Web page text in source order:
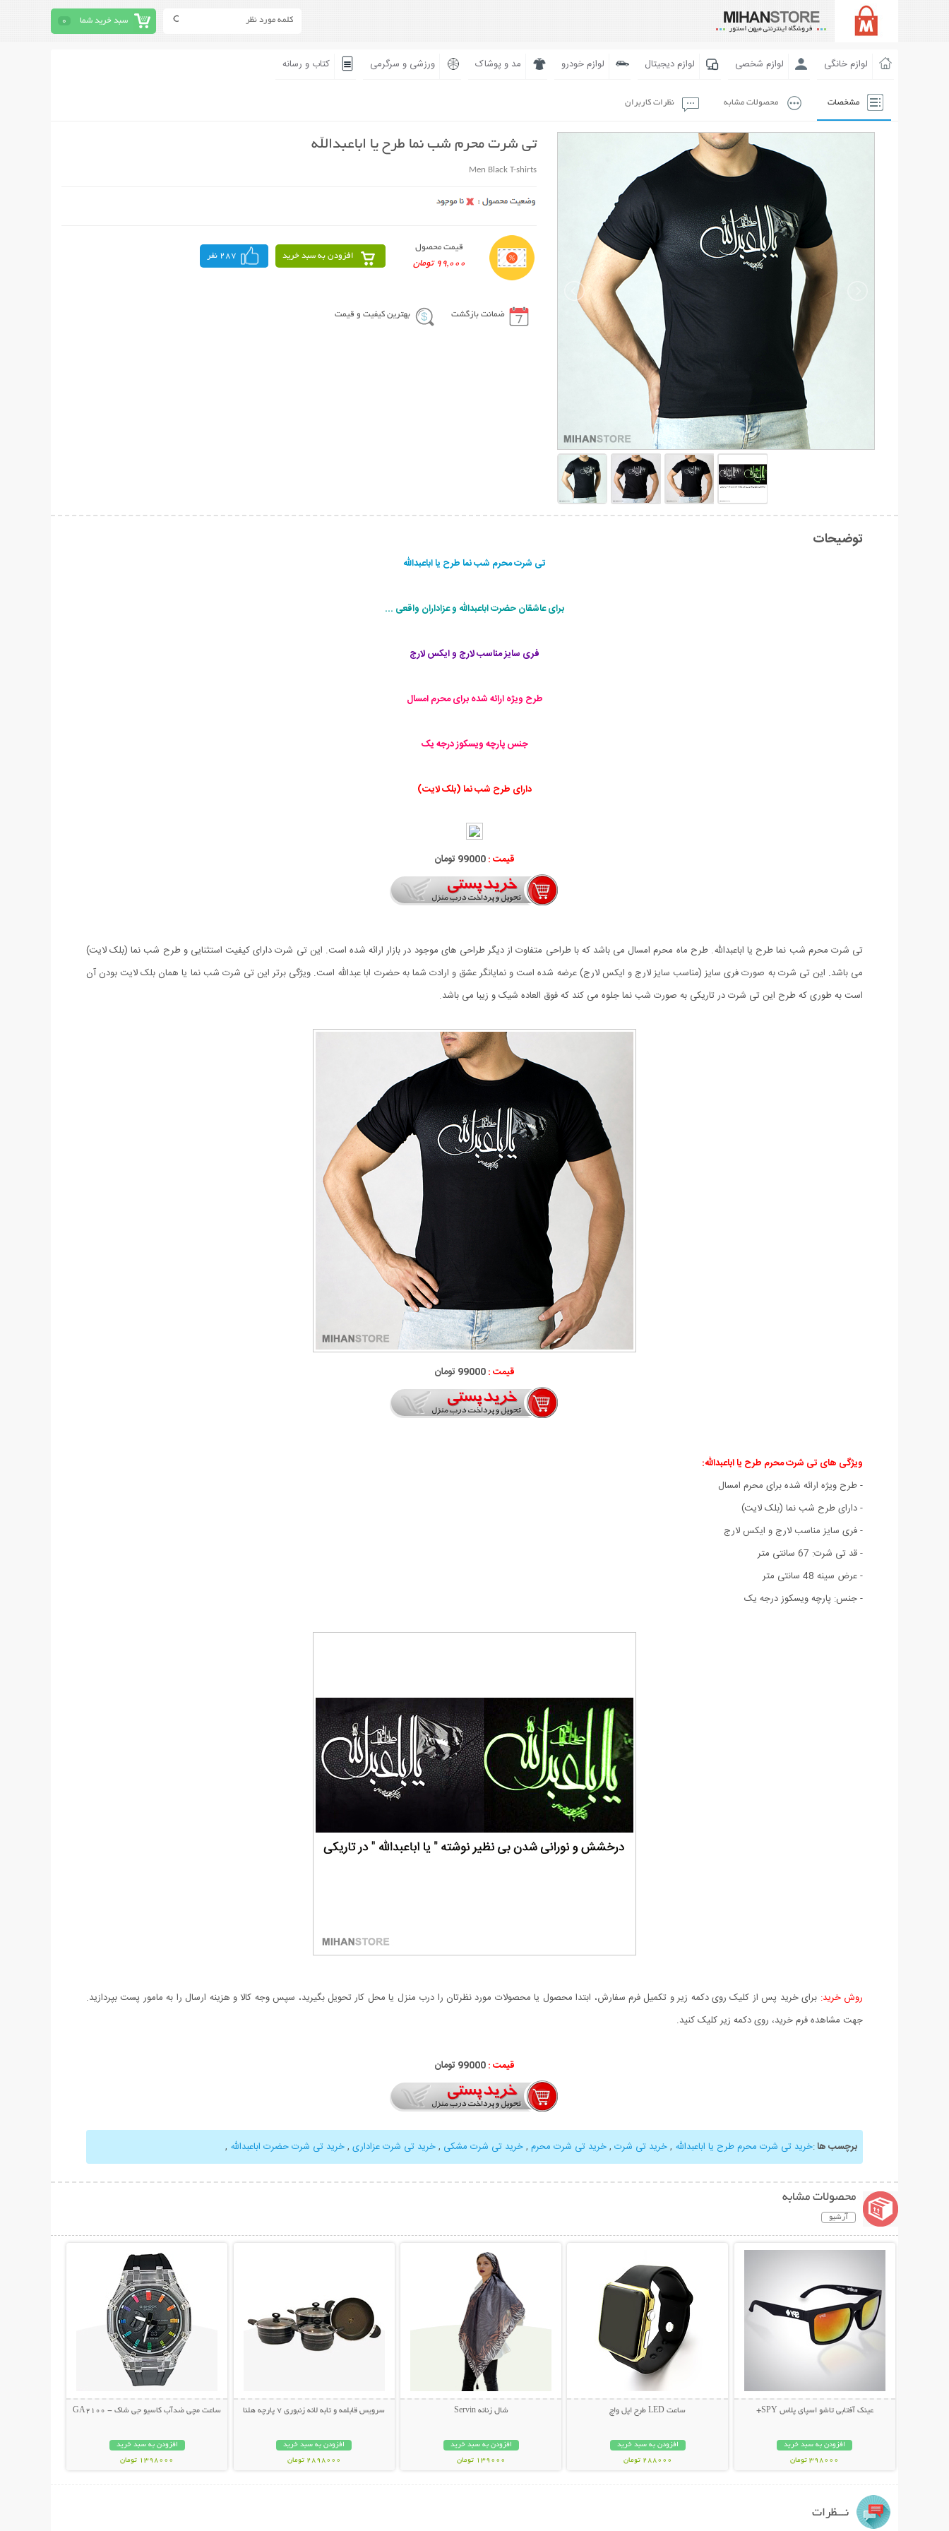
سبد خرید شما 0
لوازم خانگی لوازم شخصی لوازم دیجیتال لوازم خودرو مد و پوشاک ورزشی و سرگرمی کتاب و رسانه
مشخصات محصولات مشابه نظرات کاربران
تی شرت محرم شب نما طرح یا اباعبدالله
Men Black T-shirts
قیمت محصول
99,000 تومان
افزودن به سبد خرید 287 نفر
ضمانت بازگشت بهترین کیفیت و قیمت
توضیحات
تی شرت محرم شب نما طرح یا اباعبدالله
برای عاشقان حضرت اباعبدالله و عزاداران واقعی ...
فری سایز مناسب لارج و ایکس لارج
طرح ویژه ارائه شده برای محرم امسال
جنس پارچه ویسکوز درجه یک
دارای طرح شب نما (بلک لایت)
قیمت :99000 تومان
تی شرت محرم شب نما طرح یا اباعبدالله. طرح ماه محرم امسال می باشد که با طراحی متفاوت از دیگر طراحی های موجود در بازار ارائه شده است. این تی شرت دارای کیفیت استثنایی و طرح شب نما (بلک لایت)
می باشد. این تی شرت به صورت فری سایز (مناسب سایز لارج و ایکس لارج) عرضه شده است و نمایانگر عشق و ارادت شما به حضرت ابا عبدالله است. ویژگی برتر این تی شرت شب نما یا همان بلک لایت بودن آن
است به طوری که طرح این تی شرت در تاریکی به صورت شب نما جلوه می کند که فوق العاده شیک و زیبا می باشد.
قیمت :99000 تومان
ویژگی های تی شرت محرم طرح یا اباعبدالله:
- طرح ویژه ارائه شده برای محرم امسال
- دارای طرح شب نما (بلک لایت)
- فری سایز مناسب لارج و ایکس لارج
- قد تی شرت: 67 سانتی متر
- عرض سینه 48 سانتی متر
- جنس: پارچه ویسکوز درجه یک
روش خرید: برای خرید پس از کلیک روی دکمه زیر و تکمیل فرم سفارش، ابتدا محصول یا محصولات مورد نظرتان را درب منزل یا محل کار تحویل بگیرید، سپس وجه کالا و هزینه ارسال را به مامور پست بپردازید.
جهت مشاهده فرم خرید، روی دکمه زیر کلیک کنید.
قیمت :99000 تومان
برچسب ها:خرید تی شرت محرم طرح یا اباعبدالله ,خرید تی شرت ,خرید تی شرت محرم ,خرید تی شرت مشکی ,خرید تی شرت عزاداری ,خرید تی شرت حضرت اباعبدالله ,
محصولات مشابه
آرشیو
عینک آفتابی تاشو اسپای پلاس SPY+
افزودن به سبد خرید
398000 تومان
ساعت LED طرح اپل واچ
افزودن به سبد خرید
288000 تومان
شال زنانه Servin
افزودن به سبد خرید
139000 تومان
سرویس قابلمه و تابه لانه زنبوری 7 پارچه هلنا
افزودن به سبد خرید
2898000 تومان
ساعت مچی ضدآب کاسیو جی شاک - GA2100
افزودن به سبد خرید
1398000 تومان
نـــظرات